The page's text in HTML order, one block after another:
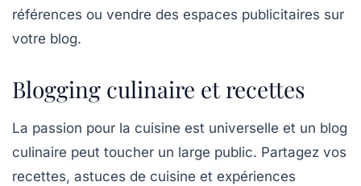
références ou vendre des espaces publicitaires sur
votre blog.
Blogging culinaire et recettes
La passion pour la cuisine est universelle et un blog
culinaire peut toucher un large public. Partagez vos
recettes, astuces de cuisine et expériences